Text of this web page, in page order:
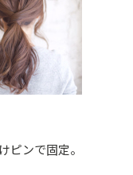
ンで固定。